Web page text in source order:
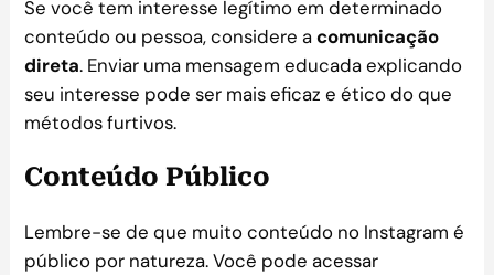
Se você tem interesse legítimo em determinado
conteúdo ou pessoa, considere acomunicação
direta. Enviar uma mensagem educada explicando
seu interesse pode ser mais eficaz e ético do que
métodos furtivos.
Conteúdo Público
Lembre-se de que muito conteúdo no Instagram é
público por natureza. Você pode acessar